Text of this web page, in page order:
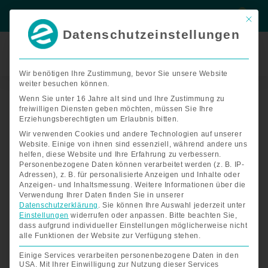
springen
Wartungsservice
Elektromobil
Menge
Mit
Datenschutzeinstellungen
Wir benötigen Ihre Zustimmung, bevor Sie unsere Website
weiter besuchen können.
Wenn Sie unter 16 Jahre alt sind und Ihre Zustimmung zu
freiwilligen Diensten geben möchten, müssen Sie Ihre
Erziehungsberechtigten um Erlaubnis bitten.
Wir verwenden Cookies und andere Technologien auf unserer
Website. Einige von ihnen sind essenziell, während andere uns
helfen, diese Website und Ihre Erfahrung zu verbessern.
Personenbezogene Daten können verarbeitet werden (z. B. IP-
Adressen), z. B. für personalisierte Anzeigen und Inhalte oder
Anzeigen- und Inhaltsmessung. Weitere Informationen über die
Verwendung Ihrer Daten finden Sie in unserer
Datenschutzerklärung . Sie können Ihre Auswahl jederzeit unter
Einstellungen widerrufen oder anpassen. Bitte beachten Sie,
dass aufgrund individueller Einstellungen möglicherweise nicht
alle Funktionen der Website zur Verfügung stehen.
Einige Services verarbeiten personenbezogene Daten in den
USA. Mit Ihrer Einwilligung zur Nutzung dieser Services